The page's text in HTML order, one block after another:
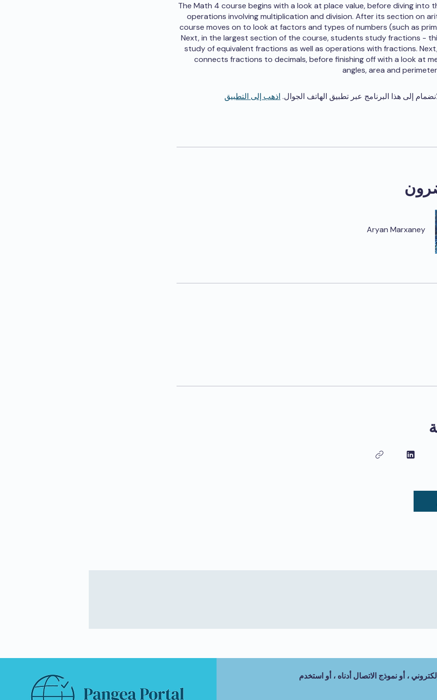
The Math 4 course begins with a look at place value, before diving into
operations involving multiplication and division. After its section on
course moves on to look at factors and types of numbers (such as
Next, in the largest section of the course, students study fractions -
study of equivalent fractions as well as operations with fractions.
connects fractions to decimals, before finishing off with a look at
angles, area and
إلى هذا البرنامج عبر تطبيق الهاتف الجوال. اذهب إلى التطبيق
Aryan Marxaney
، أو نموذج الاتصال أدناه ، أو استخدم